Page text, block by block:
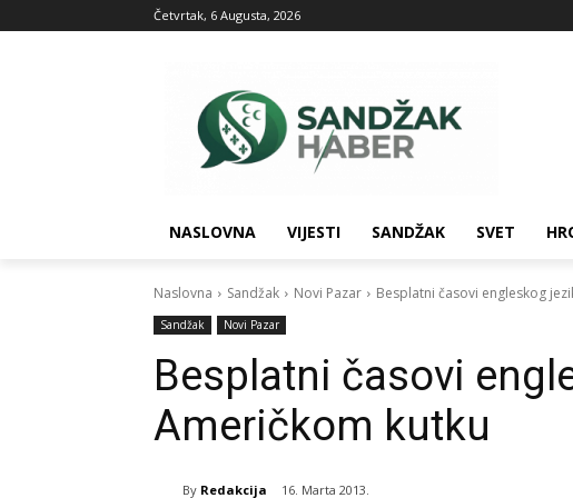
Četvrtak, 6 Augusta, 2026
NASLOVNA VIJESTI SANDŽAK SVET
Naslovna Sandžak Novi Pazar Besplatni časovi engleskog
Sandžak Novi Pazar
Besplatni časovi
Američkom kutku
By Redakcija 16. Marta 2013.